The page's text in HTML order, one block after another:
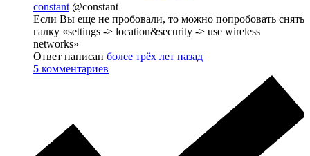
constant @constant
Если Вы еще не пробовали, то можно попробовать снять
галку «settings -> location&security -> use wireless
networks»
Ответ написан более трёх лет назад
5 комментариев